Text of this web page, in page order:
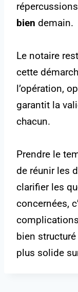
bien demain.
Le notaire
cette
l’opération,
garantit la
chacun.
Prendre le
de réunir les
clarifier les
concernées,
bien
plus solide